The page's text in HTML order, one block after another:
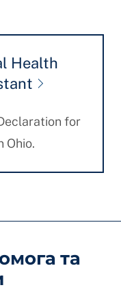
Health
for
Ohio.
та